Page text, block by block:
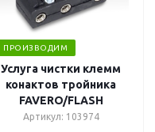
ПРОИЗВОДИМ
Услуга чистки клемм
конактов тройника
FAVERO/FLASH
Артикул: 103974